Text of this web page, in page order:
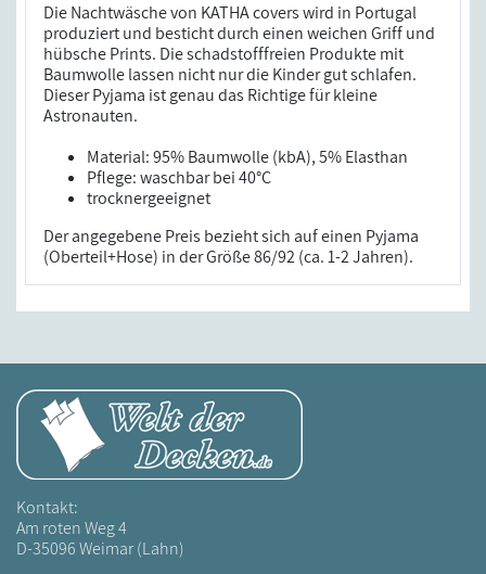
Die Nachtwäsche von KATHA covers wird in Portugal
produziert und besticht durch einen weichen Griff und
hübsche Prints. Die schadstofffreien Produkte mit
Baumwolle lassen nicht nur die Kinder gut schlafen.
Dieser Pyjama ist genau das Richtige für kleine
Astronauten.
Material: 95% Baumwolle (kbA), 5% Elasthan
Pflege: waschbar bei 40°C
trocknergeeignet
Der angegebene Preis bezieht sich auf einen Pyjama
(Oberteil+Hose) in der Größe 86/92 (ca. 1-2 Jahren).
Kontakt:
Am roten Weg 4
D-35096 Weimar (Lahn)